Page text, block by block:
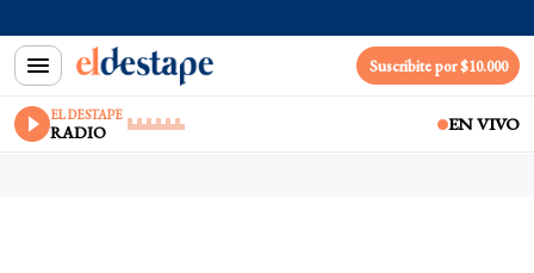
Suscribite por $10.000
EL DESTAPE
RADIO EN VIVO